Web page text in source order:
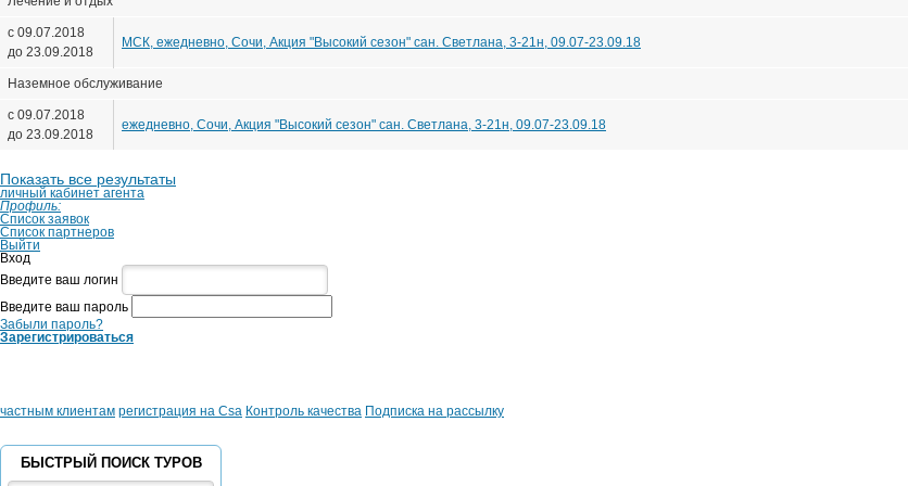
с 09.07.2018
до 23.09.2018
МСК, ежедневно, Сочи, Акция "Высокий сезон" сан. Светлана, 3-21н, 09.07-23.09.18
Наземное обслуживание
с 09.07.2018
до 23.09.2018
ежедневно, Сочи, Акция "Высокий сезон" сан. Светлана, 3-21н, 09.07-23.09.18
Показать все результаты
личный кабинет агента
Профиль:
Список заявок
Список партнеров
Выйти
Вход
Введите ваш логин
Введите ваш пароль
Забыли пароль?
Зарегистрироваться
частным клиентам регистрация на Csa Контроль качества Подписка на рассылку
БЫСТРЫЙ ПОИСК ТУРОВ